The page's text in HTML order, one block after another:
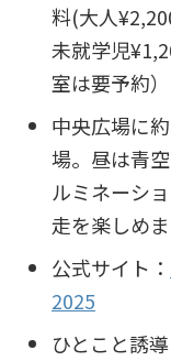
料(大人
未就学児
室は要予約）
中央広場に
場。昼は青
ルミネーシ
走を楽しめ
公式サイト：
2025
ひとこと誘